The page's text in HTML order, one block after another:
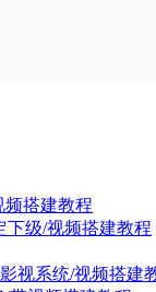
频搭建教程
下级/视频搭建教程
视系统/视频搭建